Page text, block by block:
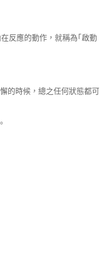
反應的動作，就稱為｢啟動
的時候，總之任何狀態都可